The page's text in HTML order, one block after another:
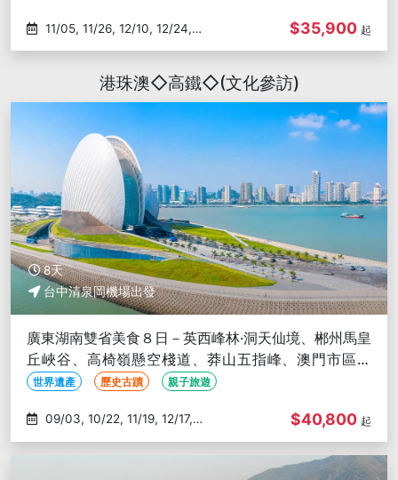
01/07
$35,900 起
港珠澳◇高鐵◇(文化參訪)
8天
台中清泉岡機場出發
廣東湖南雙省美食８日－英西峰林·洞天仙境、郴州馬皇
丘峽谷、高椅嶺懸空棧道、莽山五指峰、澳門市區遊
(文化參訪)
世界遺產 歷史古蹟 親子旅遊
01/07
$40,800 起